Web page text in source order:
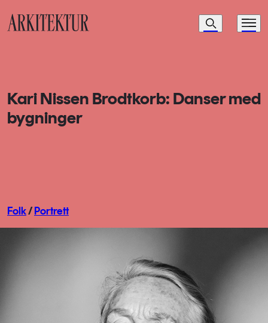
Navigasjon
Søk Meny
Kari Nissen Brodtkorb: Danser med
bygninger
Folk/Portrett